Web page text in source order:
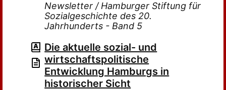
Newsletter / Hamburger Stiftung für
Sozialgeschichte des 20.
Jahrhunderts - Band 5
Die aktuelle sozial- und
wirtschaftspolitische
Entwicklung Hamburgs in
historischer Sicht